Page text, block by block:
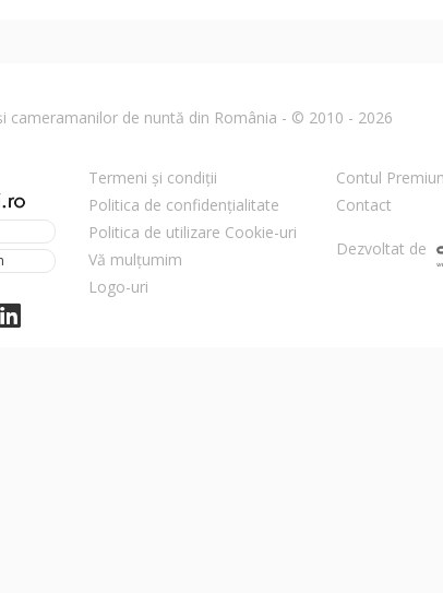
cameramanilor de nuntă din România - © 2010 - 2026
Termeni și condiții
Politica de confidențialitate
Politica de utilizare Cookie-uri
Vă mulțumim
Logo-uri
Contul
Contact
Dezvoltat de